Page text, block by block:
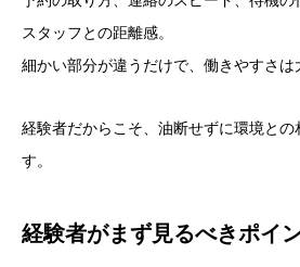
スタッフとの距離感。
細かい部分が違うだけで、働きやすさは
経験者だからこそ、油断せずに環境と
す。
経験者がまず見るべきポイ